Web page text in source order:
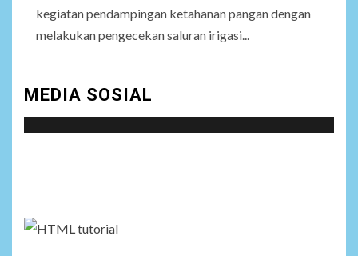
kegiatan pendampingan ketahanan pangan dengan
melakukan pengecekan saluran irigasi...
MEDIA SOSIAL